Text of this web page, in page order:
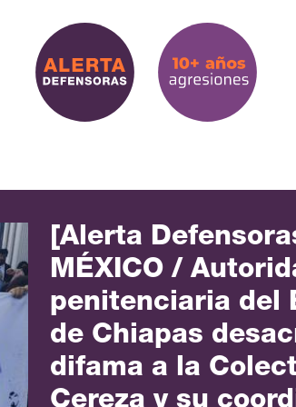
[Alerta
MÉXICO /
penitenciaria del
de Chiapas
difama a la